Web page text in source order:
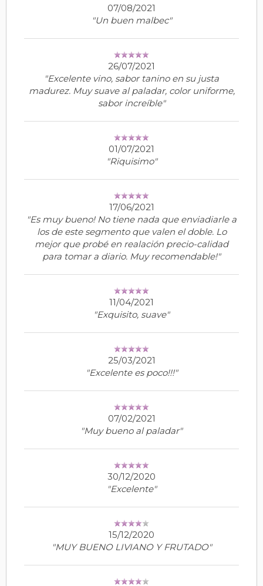
07/08/2021
"Un buen malbec"
26/07/2021
"Excelente vino, sabor tanino en su justa
madurez. Muy suave al paladar, color uniforme,
sabor increíble"
01/07/2021
"Riquisimo"
17/06/2021
"Es muy bueno! No tiene nada que enviadiarle a
los de este segmento que valen el doble. Lo
mejor que probé en realación precio-calidad
para tomar a diario. Muy recomendable!"
11/04/2021
"Exquisito, suave"
25/03/2021
"Excelente es poco!!!"
07/02/2021
"Muy bueno al paladar"
30/12/2020
"Excelente"
15/12/2020
"MUY BUENO LIVIANO Y FRUTADO"